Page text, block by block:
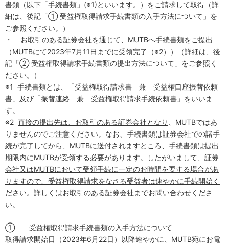
書類（以下「手続書類」 (※1)といいます。）をご請求して取得（詳
細は、後記「① 受益権取得請求手続書類の入手方法について」を
ご参照ください。）
・
お取引のある証券会社を通じて、 MUTBへ手続書類をご提出
（MUTBにて2023年7月 11 日までに受領完了（※2））（詳細は、後
記「② 受益権取得請求手続書類の提出方法について」をご参照く
ださい。）
※1 手続書類とは、「受益権取得請求書 兼 受益権口座振替依頼
書」及び「振替連絡 兼 受益権取得請求手続依頼書」をいいま
す。
※2 直接の提出先は、お取引のある証券会社となり MUTBではあ
りませんのでご注意ください。なお、手続書類は証券会社での諸手
続が完了してから、 MUTBに送付されますところ、手続書類は提出
期限内にMUTBが受領する必要があります。したがいまして、 証券
会社又はMUTBにおいて受領手続に一定のお時間を要する場合があ
りますので、受益権取得請求をなさる受益者は速やかに手続開始く
ださい。 詳しくはお取引のある証券会社までお問い合わせくださ
い。
①
受益権取得請求手続書類の入手方法について
取得請求開始日（2023年6 月 22日）以降速やかに、 MUTB宛にお電